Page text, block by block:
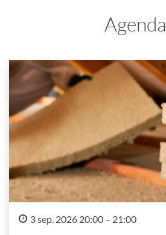
Agenda
3 sep. 2026 20:00 – 21:00